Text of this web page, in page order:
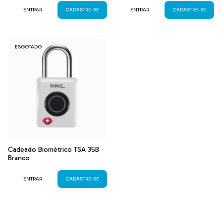
ENTRAR CADASTRE-SE ENTRAR CADASTRE-SE
ESGOTADO
Cadeado Biométrico TSA 35B
Branco
ENTRAR CADASTRE-SE